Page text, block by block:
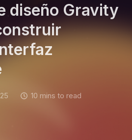
diseño Gravity
10 mins to read